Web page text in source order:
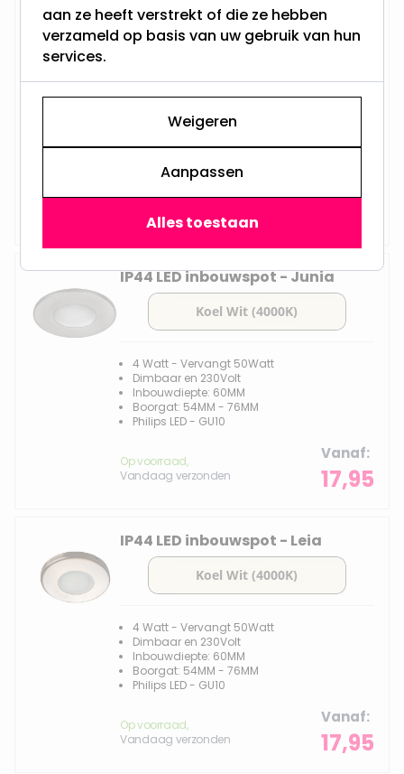
LED Midi inbouwspot | Petter
2.8 Watt - Vervangt 40Watt
Niet Dimbaar en 230Volt
Inbouwdiepte: 60MM
Boorgat: 53MM - 55MM
Op voorraad,
IP44 LED inbouwspot - Junia
4 Watt - Vervangt 50Watt
Dimbaar en 230Volt
Inbouwdiepte: 60MM
Boorgat: 54MM - 76MM
Philips LED - GU10
Op voorraad,
Vandaag verzonden
Vanaf
17,95
IP44 LED inbouwspot - Leia
4 Watt - Vervangt 50Watt
Dimbaar en 230Volt
Inbouwdiepte: 60MM
Boorgat: 54MM - 76MM
Philips LED - GU10
Op voorraad,
Vandaag verzonden
Vanaf
17,95
aan ze heeft verstrekt of die ze hebben
verzameld op basis van uw gebruik van hun
services.
Weigeren
Aanpassen
Alles toestaan